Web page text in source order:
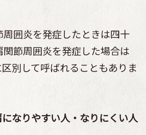
囲炎を発症したときは四十
節周囲炎を発症した場合は
別して呼ばれることもありま
なりやすい人・なりにくい人